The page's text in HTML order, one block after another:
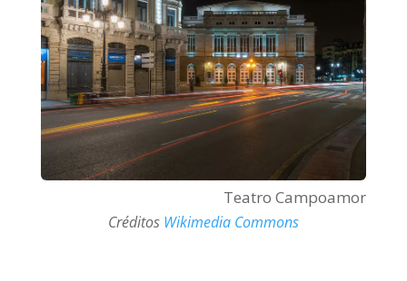
Teatro Campoamor
Créditos Wikimedia Commons